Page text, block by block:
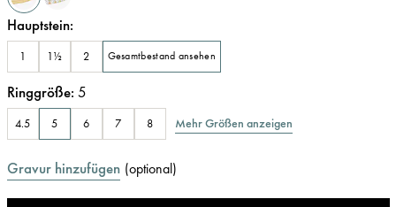
Hauptstein:
1 1½ 2 Gesamtbestand ansehen
Ringgröße: 5
4.5 5 6 7 8 Mehr Größen anzeigen
Gravur hinzufügen (optional)